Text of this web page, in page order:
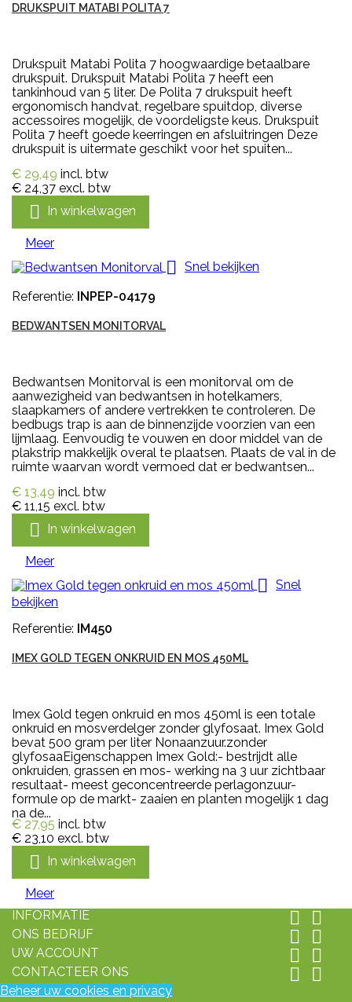
DRUKSPUIT MATABI POLITA 7
Drukspuit Matabi Polita 7 hoogwaardige betaalbare
drukspuit. Drukspuit Matabi Polita 7 heeft een
tankinhoud van 5 liter. De Polita 7 drukspuit heeft
ergonomisch handvat, regelbare spuitdop, diverse
accessoires mogelijk, de voordeligste keus. Drukspuit
Polita 7 heeft goede keerringen en afsluitringen Deze
drukspuit is uitermate geschikt voor het spuiten...
€ 29,49 incl. btw
€ 24,37 excl. btw
 In winkelwagen
Meer
 Snel bekijken
Referentie: INPEP-04179
BEDWANTSEN MONITORVAL
Bedwantsen Monitorval is een monitorval om de
aanwezigheid van bedwantsen in hotelkamers,
slaapkamers of andere vertrekken te controleren. De
bedbugs trap is aan de binnenzijde voorzien van een
lijmlaag. Eenvoudig te vouwen en door middel van de
plakstrip makkelijk overal te plaatsen. Plaats de val in de
ruimte waarvan wordt vermoed dat er bedwantsen...
€ 13,49 incl. btw
€ 11,15 excl. btw
 In winkelwagen
Meer
 Snel
bekijken
Referentie: IM450
IMEX GOLD TEGEN ONKRUID EN MOS 450ML
Imex Gold tegen onkruid en mos 450ml is een totale
onkruid en mosverdelger zonder glyfosaat. Imex Gold
bevat 500 gram per liter Nonaanzuur.zonder
glyfosaaEigenschappen Imex Gold:- bestrijdt alle
onkruiden, grassen en mos- werking na 3 uur zichtbaar
resultaat- meest geconcentreerde perlagonzuur-
formule op de markt- zaaien en planten mogelijk 1 dag
na de...
€ 27,95 incl. btw
€ 23,10 excl. btw
 In winkelwagen
Meer
INFORMATIE
 
ONS BEDRIJF  
UW ACCOUNT  
CONTACTEER ONS  
Beheer uw cookies en privacy